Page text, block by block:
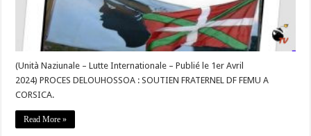
Paris
Béatrice
Molle-
Haran
et
Txetx
Etcheverry »
–
#Corse
(Unità Naziunale – Lutte Internationale – Publié le 1er Avril
2024) PROCES DELOUHOSSOA : SOUTIEN FRATERNEL DF FEMU A
CORSICA.
Read More »